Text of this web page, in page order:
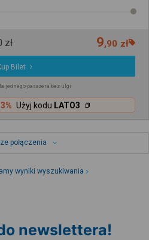
zł 9,90 zł
Bilet
jednego pasażera bez ulgi
Użyj kodu LATO3
połączenia
wyniki wyszukiwania
newslettera!